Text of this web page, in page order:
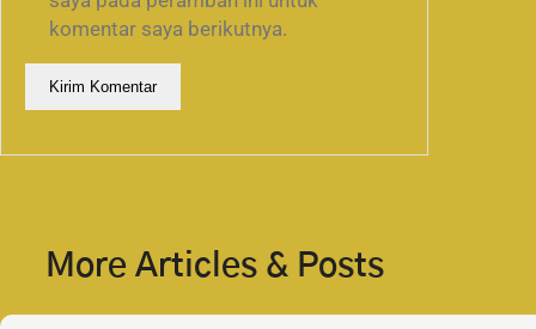
komentar saya berikutnya.
More Articles & Posts